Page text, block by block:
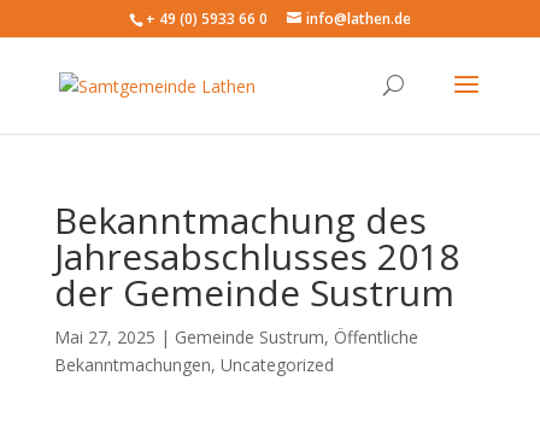
+ 49 (0) 5933 66 0 info@lathen.de
Bekanntmachung des
Jahresabschlusses 2018
der Gemeinde Sustrum
Mai 27, 2025 | Gemeinde Sustrum, Öffentliche
Bekanntmachungen, Uncategorized